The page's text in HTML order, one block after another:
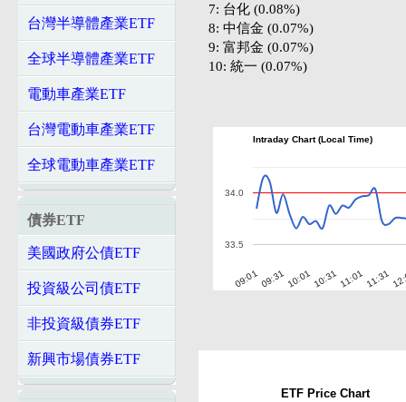
台灣半導體產業ETF
全球半導體產業ETF
電動車產業ETF
台灣電動車產業ETF
全球電動車產業ETF
債券ETF
美國政府公債ETF
投資級公司債ETF
非投資級債券ETF
新興市場債券ETF
7: 台化 (0.08%)
8: 中信金 (0.07%)
9: 富邦金 (0.07%)
10: 統一 (0.07%)
Intraday Chart (Local Time)
09:0109:3110:0110:3111:0111:31
33.5
34.0
ETF Price Chart